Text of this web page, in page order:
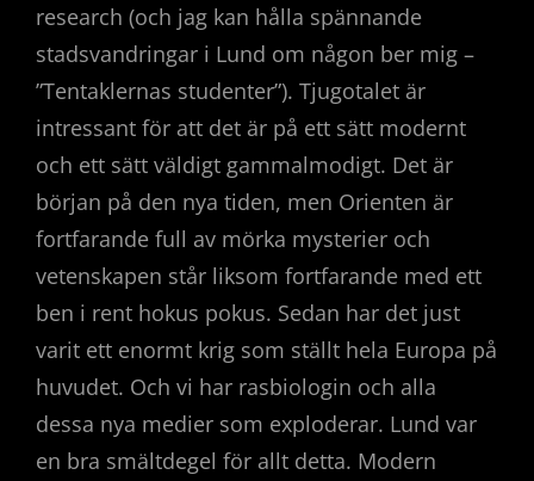
research (och jag kan hålla spännande
stadsvandringar i Lund om någon ber mig –
”Tentaklernas studenter”). Tjugotalet är
intressant för att det är på ett sätt modernt
och ett sätt väldigt gammalmodigt. Det är
början på den nya tiden, men Orienten är
fortfarande full av mörka mysterier och
vetenskapen står liksom fortfarande med ett
ben i rent hokus pokus. Sedan har det just
varit ett enormt krig som ställt hela Europa på
huvudet. Och vi har rasbiologin och alla
dessa nya medier som exploderar. Lund var
en bra smältdegel för allt detta. Modern